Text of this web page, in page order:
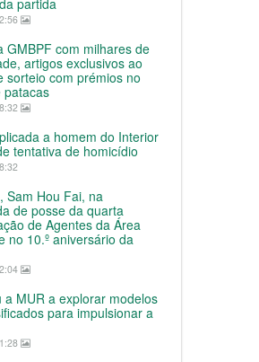
partida
GMBPF com milhares de
artigos exclusivos ao
sorteio com prémios no
patacas
a homem do Interior
tentativa de homicídio
Sam Hou Fai, na
de posse da quarta
de Agentes da Área
no 10.º aniversário da
a MUR a explorar modelos
para impulsionar a